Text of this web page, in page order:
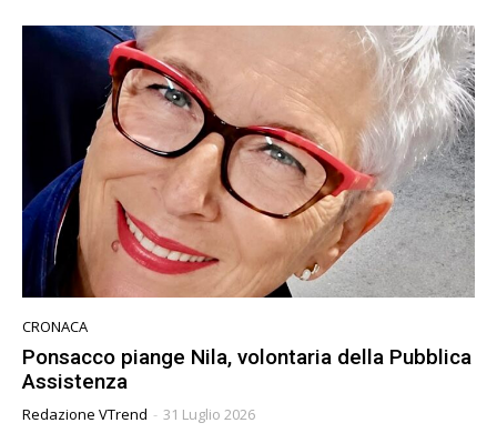
CRONACA
Ponsacco piange Nila, volontaria della Pubblica
Assistenza
Redazione VTrend - 31 Luglio 2026